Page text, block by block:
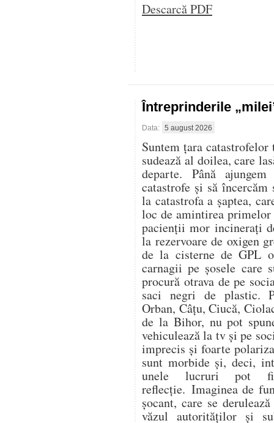
Descarcă PDF
Întreprinderile
Data: 5 august 2026
Suntem țara
sudează al doilea, care
departe. Până
catastrofe și să
la catastrofa a șaptea,
loc de amintirea
pacienții mor incinerați
la rezervoare de oxigen
de la cisterne de GPL
carnagii pe șosele care
procură otrava de pe
saci negri de plastic.
Orban, Câțu, Ciucă,
de la Bihor, nu pot
vehiculează la tv și pe
imprecis și foarte
sunt morbide și, deci,
unele lucruri pot
reflecție. Imaginea de
șocant, care se
văzul autorităților și